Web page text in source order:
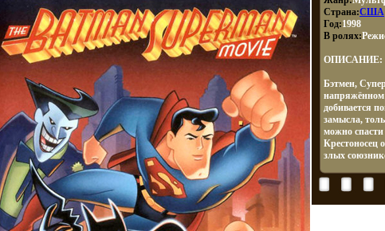
Страна:США
Год:1998
В ролях:
ОПИСАНИЕ:
Бэтмен,
напряжённом
добивается
замысла,
можно
Крестоносец
злых